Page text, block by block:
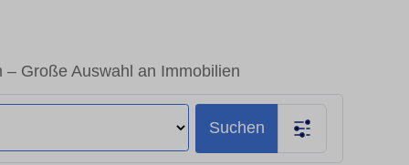
Große Auswahl an Immobilien
Suchen